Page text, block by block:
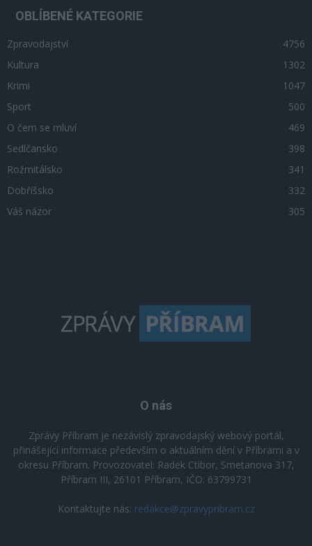
OBLÍBENÉ KATEGORIE
Zpravodajství
4756
Kultura
1302
Krimi
1047
Sport
500
O čem se mluví
469
Sedlčansko
398
Rožmitálsko
341
Dobříšsko
332
Váš názor
305
O nás
Zprávy Příbram je nezávislý zpravodajský webový portál,
přinášející informace především o aktuálním dění v Příbrami a v
okresu Příbram. Provozovatel: Radek Ctibor, Smetanova 317,
Příbram III, 26101 Příbram, IČO: 63799731
Kontaktujte nás: redakce@zpravypribram.cz